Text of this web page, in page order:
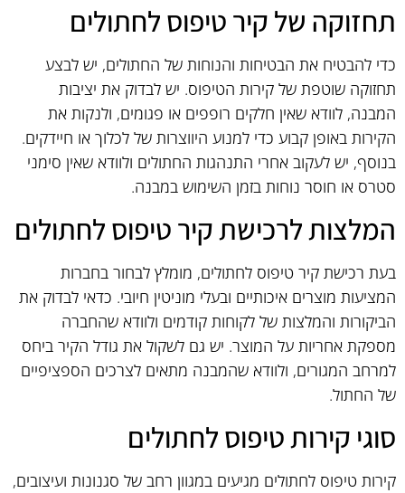
תחזוקה של קיר טיפוס לחתולים
כדי להבטיח את הבטיחות והנוחות של החתולים, יש לבצע
תחזוקה שוטפת של קירות הטיפוס. יש לבדוק את יציבות
המבנה, לוודא שאין חלקים רופפים או פגומים, ולנקות את
הקירות באופן קבוע כדי למנוע היווצרות של לכלוך או חיידקים.
בנוסף, יש לעקוב אחרי התנהגות החתולים ולוודא שאין סימני
סטרס או חוסר נוחות בזמן השימוש במבנה.
המלצות לרכישת קיר טיפוס לחתולים
בעת רכישת קיר טיפוס לחתולים, מומלץ לבחור בחברות
המציעות מוצרים איכותיים ובעלי מוניטין חיובי. כדאי לבדוק את
הביקורות והמלצות של לקוחות קודמים ולוודא שהחברה
מספקת אחריות על המוצר. יש גם לשקול את גודל הקיר ביחס
למרחב המגורים, ולוודא שהמבנה מתאים לצרכים הספציפיים
של החתול.
סוגי קירות טיפוס לחתולים
קירות טיפוס לחתולים מגיעים במגוון רחב של סגנונות ועיצובים,